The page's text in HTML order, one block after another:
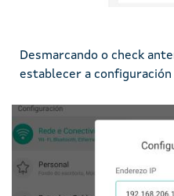
Desmarcando o check
establecer a
Imaxe